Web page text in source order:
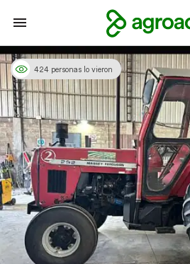
424 personas lo vieron